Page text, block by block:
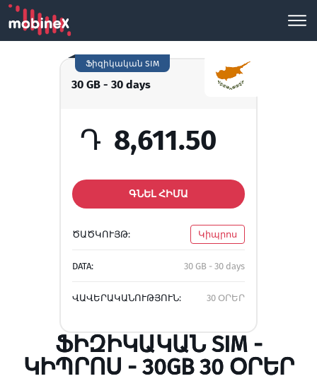
30 GB - 30 days
Ֆիզիկական SIM
Դ 8,611.50
ԳՆԵԼ ՀԻՄԱ
ԾԱԾԿՈՒՅԹ: Կիպրոս
DATA: 30 GB - 30 days
ՎԱՎԵՐԱԿԱՆՈՒԹՅՈՒՆ: 30 ՕՐԵՐ
ՖԻԶԻԿԱԿԱՆ SIM -
ԿԻՊՐՈՍ - 30GB 30 ՕՐԵՐ